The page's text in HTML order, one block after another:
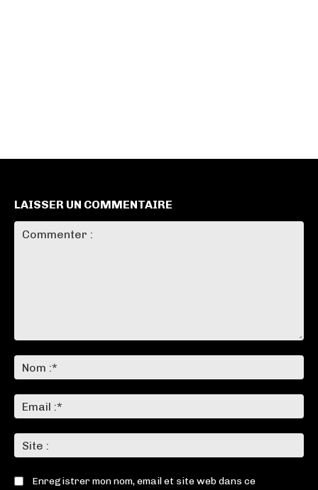
LAISSER UN COMMENTAIRE
:*
:*
:
Enregistrer mon nom, email et site web dans ce